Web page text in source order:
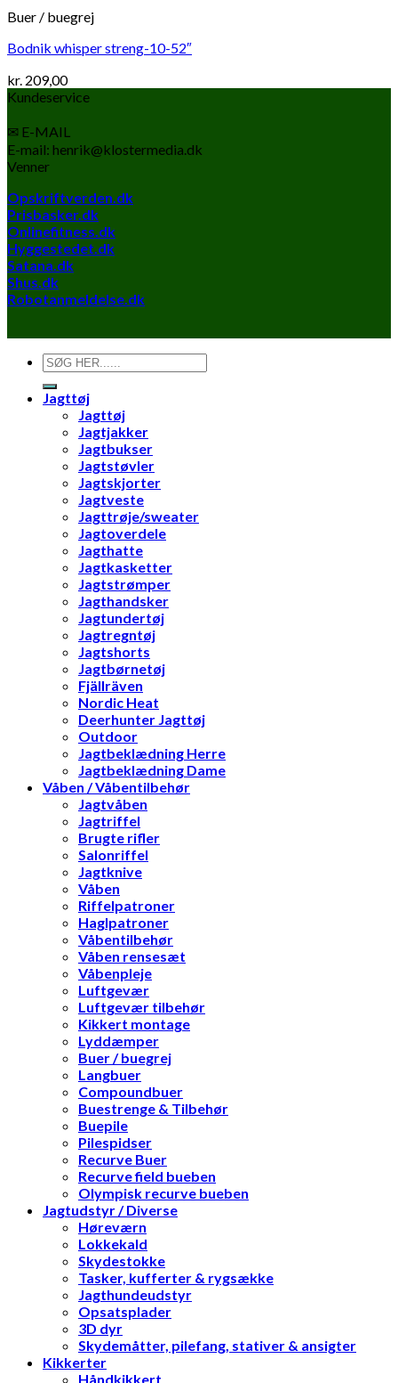
Buer / buegrej
Bodnik whisper streng-10-52″
kr. 209,00
Kundeservice
✉ E-MAIL
E-mail: henrik@klostermedia.dk
Venner
Opskriftverden.dk
Prisbasker.dk
Onlinefitness.dk
Hyggestedet.dk
Satana.dk
Shus.dk
Robotanmeldelse.dk
Søg
efter:
Jagttøj
Jagttøj
Jagtjakker
Jagtbukser
Jagtstøvler
Jagtskjorter
Jagtveste
Jagttrøje/sweater
Jagtoverdele
Jagthatte
Jagtkasketter
Jagtstrømper
Jagthandsker
Jagtundertøj
Jagtregntøj
Jagtshorts
Jagtbørnetøj
Fjällräven
Nordic Heat
Deerhunter Jagttøj
Outdoor
Jagtbeklædning Herre
Jagtbeklædning Dame
Våben / Våbentilbehør
Jagtvåben
Jagtriffel
Brugte rifler
Salonriffel
Jagtknive
Våben
Riffelpatroner
Haglpatroner
Våbentilbehør
Våben rensesæt
Våbenpleje
Luftgevær
Luftgevær tilbehør
Kikkert montage
Lyddæmper
Buer / buegrej
Langbuer
Compoundbuer
Buestrenge & Tilbehør
Buepile
Pilespidser
Recurve Buer
Recurve field bueben
Olympisk recurve bueben
Jagtudstyr / Diverse
Høreværn
Lokkekald
Skydestokke
Tasker, kufferter & rygsække
Jagthundeudstyr
Opsatsplader
3D dyr
Skydemåtter, pilefang, stativer & ansigter
Kikkerter
Håndkikkert